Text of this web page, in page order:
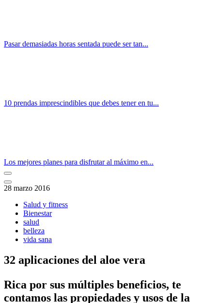
Pasar demasiadas horas sentada puede ser tan...
10 prendas imprescindibles que debes tener en tu...
Los mejores planes para disfrutar al máximo en...
28 marzo 2016
Salud y fitness
Bienestar
salud
belleza
vida sana
32 aplicaciones del aloe vera
​Rica por sus múltiples beneficios, te
contamos las propiedades y usos de la